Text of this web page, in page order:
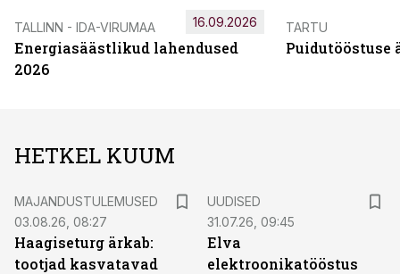
TALLINN - IDA-VIRUMAA
Energiasäästlikud lahendused
2026
16.09.2026 TARTU
Puidutööstuse
HETKEL KUUM
MAJANDUSTULEMUSED
03.08.26, 08:27
Haagiseturg ärkab:
tootjad kasvatavad
UUDISED
31.07.26, 09:45
Elva
elektroonikatööstus